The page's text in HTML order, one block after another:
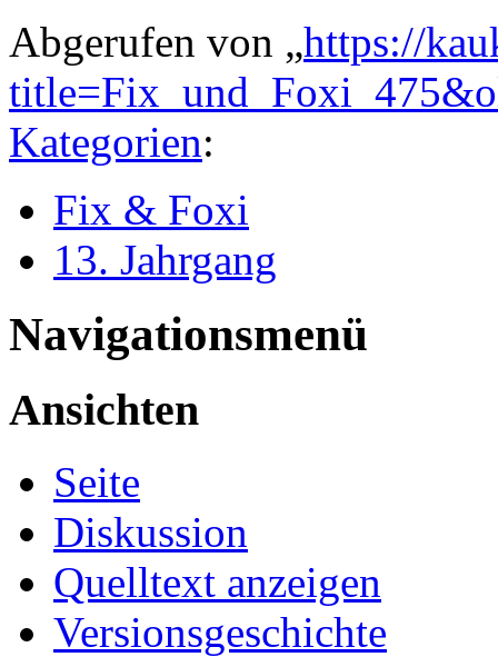
Abgerufen von „https://
Kategorien:
Fix & Foxi
13. Jahrgang
Navigationsmenü
Ansichten
Seite
Diskussion
Quelltext anzeigen
Versionsgeschichte